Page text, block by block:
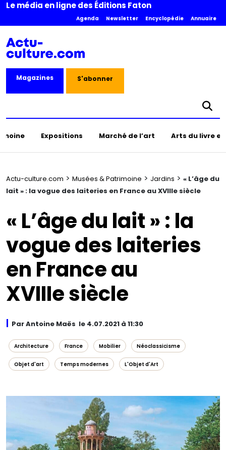
Le média en ligne des Éditions Faton
Agenda Newsletter Encyclopédie Annuaire
Magazines S'abonner
Expositions Marché de l’art Arts du livre
Actu-culture.com > Musées & Patrimoine > Jardins > « L’âge du
lait » : la vogue des laiteries en France au XVIIIe siècle
« L’âge du lait » : la
vogue des laiteries
en France au
XVIIIe siècle
Par Antoine Maës le 4.07.2021 à 11:30
Architecture France Mobilier Néoclassicisme
Objet d'art Temps modernes L'Objet d'Art